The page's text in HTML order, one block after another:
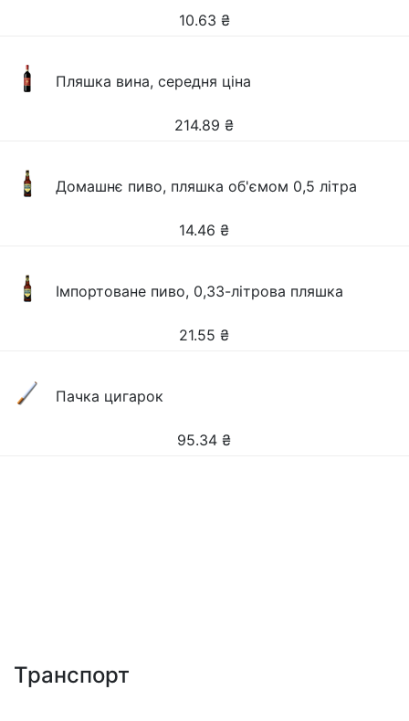
10.63 ₴
Пляшка вина, середня ціна
214.89 ₴
Домашнє пиво, пляшка об'ємом 0,5 літра
14.46 ₴
Імпортоване пиво, 0,33-літрова пляшка
21.55 ₴
Пачка цигарок
95.34 ₴
Транспорт